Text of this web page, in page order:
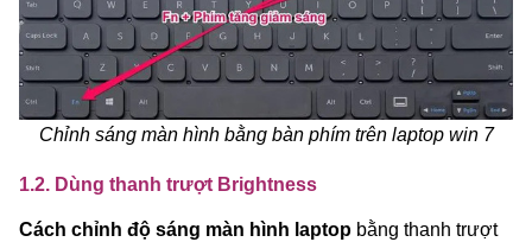
Chỉnh sáng màn hình bằng bàn phím trên laptop win 7
1.2. Dùng thanh trượt Brightness
Cách chỉnh độ sáng màn hình laptop bằng thanh trượt